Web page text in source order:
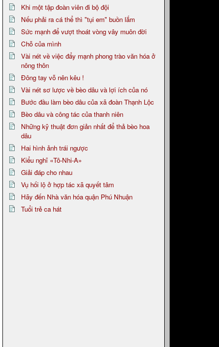
Khi một tập đoàn viên đi bộ đội
Nếu phải ra cá thể thì "tụi em" buồn lắm
Sức mạnh để vượt thoát vòng vây muôn đời
Chỗ của mình
Vài nét về việc đẩy mạnh phong trào văn hóa ở
nông thôn
Đông tay vỗ nên kêu !
Vài nét sơ lược về bèo dâu và lợi ích của nó
Bước đầu làm bèo dâu của xã đoàn Thạnh Lộc
Bèo dâu và công tác của thanh niên
Những kỹ thuật đơn giản nhất để thả bèo hoa
dâu
Hai hình ảnh trái ngược
Kiểu nghĩ «Tô-Nhi-A»
Giải đáp cho nhau
Vụ hối lộ ở hợp tác xã quyết tâm
Hãy đến Nhà văn hóa quận Phú Nhuận
Tuổi trẻ ca hát